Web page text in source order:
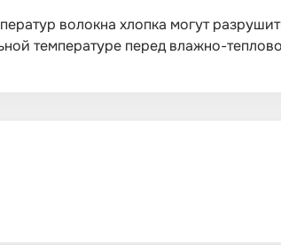
волокна хлопка могут
температуре перед влажно-